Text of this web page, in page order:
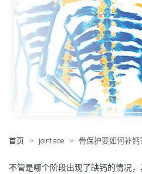
首页 > jointace > 骨保护要如何补钙
不管是哪个阶段出现了缺钙的情况